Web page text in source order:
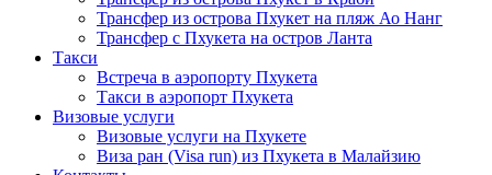
Трансфер из острова Пхукет на пляж Ао Нанг
Трансфер с Пхукета на остров Ланта
Такси
Встреча в аэропорту Пхукета
Такси в аэропорт Пхукета
Визовые услуги
Визовые услуги на Пхукете
Виза ран (Visa run) из Пхукета в Малайзию